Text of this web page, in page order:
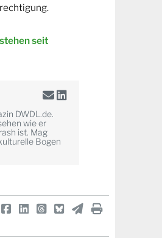
seit
DWDL.de.
wie er
ist. Mag
Bogen